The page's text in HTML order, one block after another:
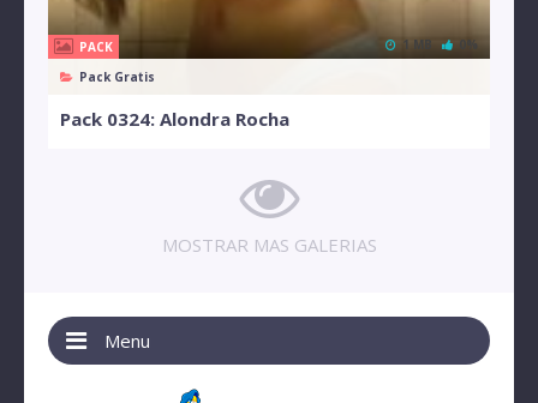
PACK
Pack Gratis
1 MB 0%
Pack 0324: Alondra Rocha
MOSTRAR MAS GALERIAS
Menu